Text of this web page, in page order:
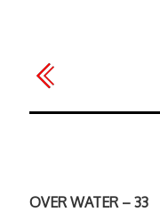
OVER WATER – 33